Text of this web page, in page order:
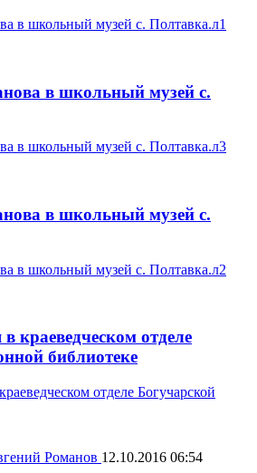
в школьный музей с.
в школьный музей с.
краеведческом отделе
библиотеке
Романов 12.10.2016 06:54